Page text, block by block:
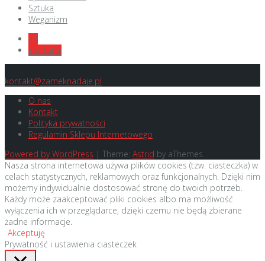
Sztuka
Weganizm
FB
YouTube
kontakt@zameknadaje.pl
O nas
Kontakt
Polityka prywatności
Regulamin Sklepu Internetowego
Powered by WordPress | Theme: Astrid by aThemes.
Nasza strona internetowa używa plików cookies (tzw. ciasteczka) w
celach statystycznych, reklamowych oraz funkcjonalnych. Dzięki nim
możemy indywidualnie dostosować stronę do twoich potrzeb.
Każdy może zaakceptować pliki cookies albo ma możliwość
wyłączenia ich w przeglądarce, dzięki czemu nie będą zbierane
żadne informacje.
Akceptuję
Prywatność i ustawienia ciasteczek